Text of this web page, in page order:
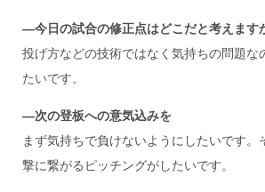
―今日の試合の修正点はどこだと考えます
投げ方などの技術ではなく気持ちの問題な
たいです。
―次の登板への意気込みを
まず気持ちで負けないようにしたいです。
撃に繋がるピッチングがしたいです。